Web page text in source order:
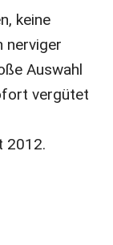
keine
nerviger
Auswahl
vergütet
2012.